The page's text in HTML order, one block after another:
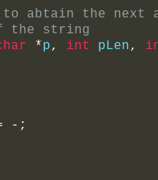
to abtain the next
the string
*p, int pLen,
-;